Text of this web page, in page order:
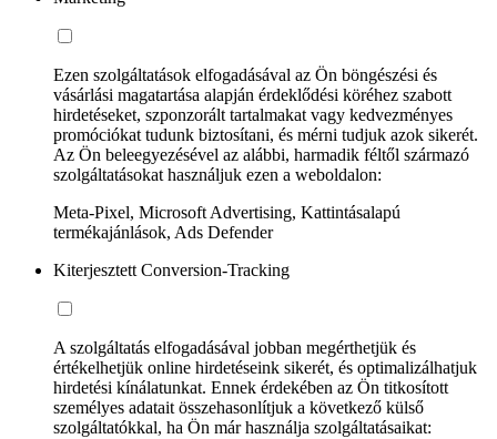
Ezen szolgáltatások elfogadásával az Ön böngészési és
vásárlási magatartása alapján érdeklődési köréhez szabott
hirdetéseket, szponzorált tartalmakat vagy kedvezményes
promóciókat tudunk biztosítani, és mérni tudjuk azok sikerét.
Az Ön beleegyezésével az alábbi, harmadik féltől származó
szolgáltatásokat használjuk ezen a weboldalon:
Meta-Pixel, Microsoft Advertising, Kattintásalapú
termékajánlások, Ads Defender
Kiterjesztett Conversion-Tracking
A szolgáltatás elfogadásával jobban megérthetjük és
értékelhetjük online hirdetéseink sikerét, és optimalizálhatjuk
hirdetési kínálatunkat. Ennek érdekében az Ön titkosított
személyes adatait összehasonlítjuk a következő külső
szolgáltatókkal, ha Ön már használja szolgáltatásaikat: